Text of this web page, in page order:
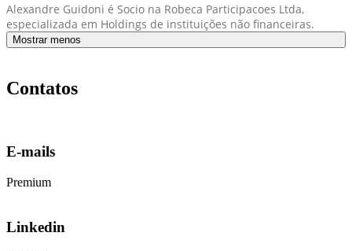
Alexandre Guidoni é Socio na Robeca Participacoes Ltda,
especializada em Holdings de instituições não financeiras.
Mostrar menos
Contatos
E-mails
Premium
Linkedin